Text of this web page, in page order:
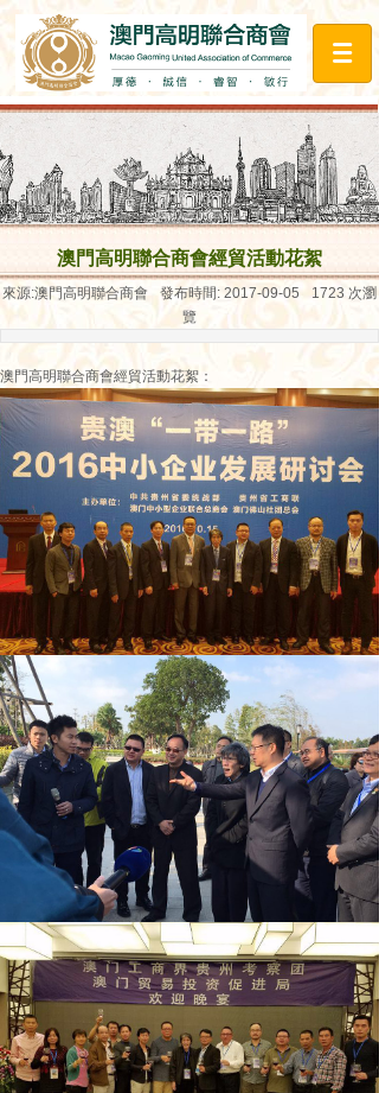
澳門高明聯合商會經貿活動花絮
來源:澳門高明聯合商會 發布時間: 2017-09-05 1723 次瀏
覽
澳門高明聯合商會經貿活動花絮 ：